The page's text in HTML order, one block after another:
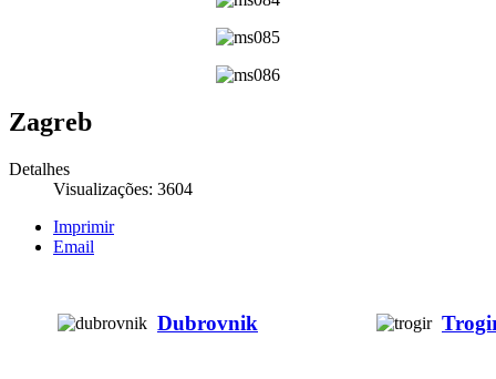
Zagreb
Detalhes
Visualizações: 3604
Imprimir
Email
Dubrovnik